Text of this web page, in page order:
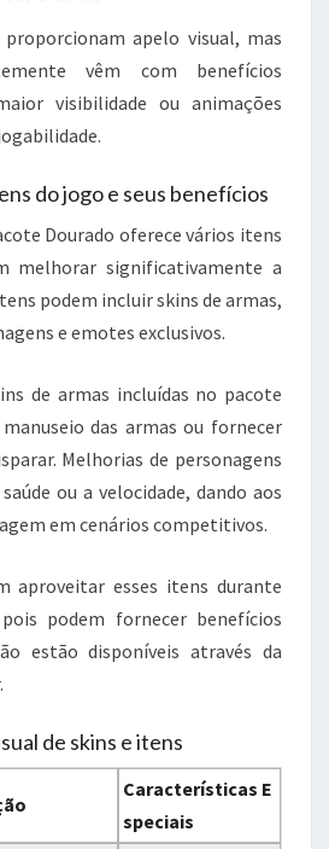
apelo visual, mas
vêm com benefícios
visibilidade ou animações
do jogo e seus benefícios
Dourado oferece vários itens
melhorar significativamente a
podem incluir skins de armas,
e emotes exclusivos.
de armas incluídas no pacote
das armas ou fornecer
Melhorias de personagens
ou a velocidade, dando aos
em cenários competitivos.
aproveitar esses itens durante
podem fornecer benefícios
estão disponíveis através da
de skins e itens
Características E
speciais